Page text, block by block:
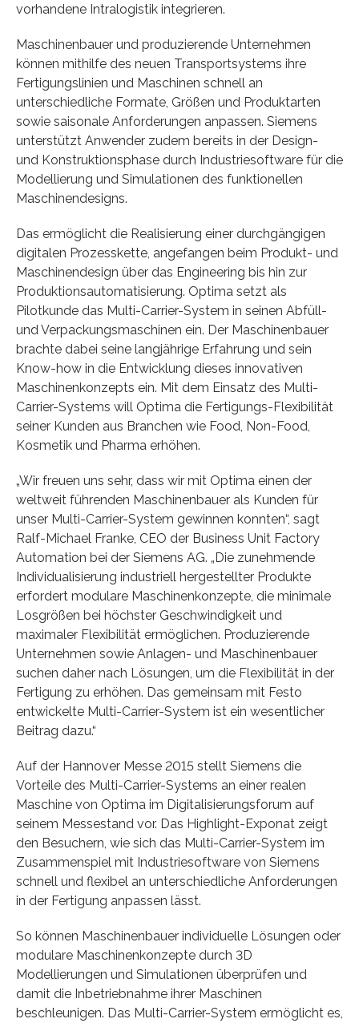
vorhandene Intralogistik integrieren.
Maschinenbauer und produzierende Unternehmen
können mithilfe des neuen Transportsystems ihre
Fertigungslinien und Maschinen schnell an
unterschiedliche Formate, Größen und Produktarten
sowie saisonale Anforderungen anpassen. Siemens
unterstützt Anwender zudem bereits in der Design-
und Konstruktionsphase durch Industriesoftware für die
Modellierung und Simulationen des funktionellen
Maschinendesigns.
Das ermöglicht die Realisierung einer durchgängigen
digitalen Prozesskette, angefangen beim Produkt- und
Maschinendesign über das Engineering bis hin zur
Produktionsautomatisierung. Optima setzt als
Pilotkunde das Multi-Carrier-System in seinen Abfüll-
und Verpackungsmaschinen ein. Der Maschinenbauer
brachte dabei seine langjährige Erfahrung und sein
Know-how in die Entwicklung dieses innovativen
Maschinenkonzepts ein. Mit dem Einsatz des Multi-
Carrier-Systems will Optima die Fertigungs-Flexibilität
seiner Kunden aus Branchen wie Food, Non-Food,
Kosmetik und Pharma erhöhen.
„Wir freuen uns sehr, dass wir mit Optima einen der
weltweit führenden Maschinenbauer als Kunden für
unser Multi-Carrier-System gewinnen konnten“, sagt
Ralf-Michael Franke, CEO der Business Unit Factory
Automation bei der Siemens AG. „Die zunehmende
Individualisierung industriell hergestellter Produkte
erfordert modulare Maschinenkonzepte, die minimale
Losgrößen bei höchster Geschwindigkeit und
maximaler Flexibilität ermöglichen. Produzierende
Unternehmen sowie Anlagen- und Maschinenbauer
suchen daher nach Lösungen, um die Flexibilität in der
Fertigung zu erhöhen. Das gemeinsam mit Festo
entwickelte Multi-Carrier-System ist ein wesentlicher
Beitrag dazu.“
Auf der Hannover Messe 2015 stellt Siemens die
Vorteile des Multi-Carrier-Systems an einer realen
Maschine von Optima im Digitalisierungsforum auf
seinem Messestand vor. Das Highlight-Exponat zeigt
den Besuchern, wie sich das Multi-Carrier-System im
Zusammenspiel mit Industriesoftware von Siemens
schnell und flexibel an unterschiedliche Anforderungen
in der Fertigung anpassen lässt.
So können Maschinenbauer individuelle Lösungen oder
modulare Maschinenkonzepte durch 3D
Modellierungen und Simulationen überprüfen und
damit die Inbetriebnahme ihrer Maschinen
beschleunigen. Das Multi-Carrier-System ermöglicht es,